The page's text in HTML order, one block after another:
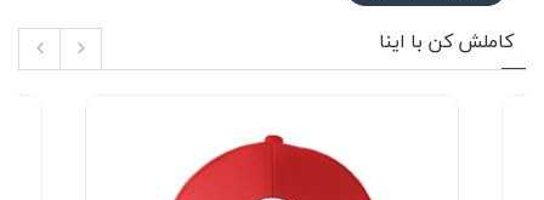
کاملش کن با اینا